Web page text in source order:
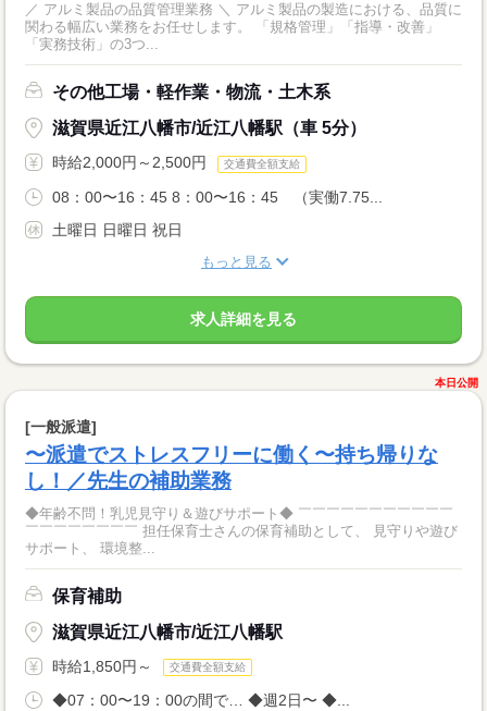
／ アルミ製品の品質管理業務 ＼ アルミ製品の製造における、品質に
関わる幅広い業務をお任せします。 「規格管理」「指導・改善」
「実務技術」の3つ...
その他工場・軽作業・物流・土木系
滋賀県近江八幡市/近江八幡駅（車 5分）
時給2,000円～2,500円 交通費全額支給
08：00〜16：45 8：00〜16：45 （実働7.75...
土曜日 日曜日 祝日
もっと見る
求人詳細を見る
本日公開
[一般派遣]
〜派遣でストレスフリーに働く〜持ち帰りな
し！／先生の補助業務
◆年齢不問！乳児見守り＆遊びサポート◆ ￣￣￣￣￣￣￣￣￣￣￣
￣￣￣￣￣￣￣￣ 担任保育士さんの保育補助として、 見守りや遊び
サポート、 環境整...
保育補助
滋賀県近江八幡市/近江八幡駅
時給1,850円～ 交通費全額支給
◆07：00〜19：00の間で… ◆週2日〜 ◆...